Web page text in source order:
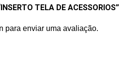
TELA DE ACESSORIOS”
para enviar uma avaliação.